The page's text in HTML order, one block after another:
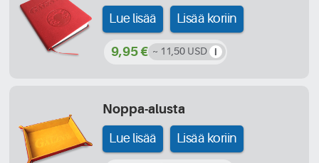
Lue lisää Lisää koriin
9,95 € ~ 11,50 USD
Noppa-alusta
Lue lisää Lisää koriin